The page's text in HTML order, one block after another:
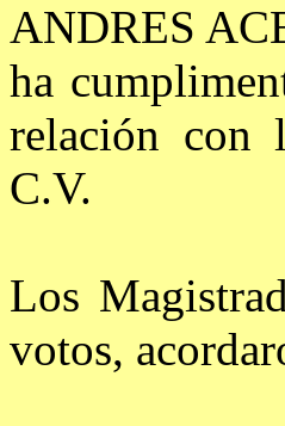
ANDRES
ha
relación con
C.V.
Los
votos,